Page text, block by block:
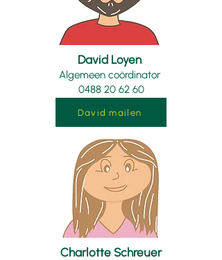
David Loyen
Algemeen coördinator
0488 20 62 60
David mailen
Charlotte Schreuer